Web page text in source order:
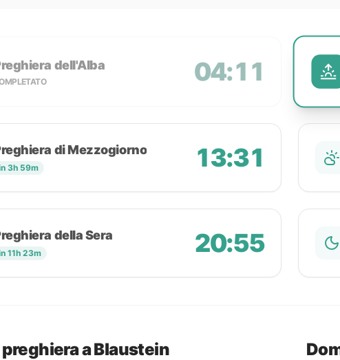
dell'Alba 04:11
di Mezzogiorno
3h 59m 13:31
della Sera
11h 23m 20:55
preghiera a Blaustein